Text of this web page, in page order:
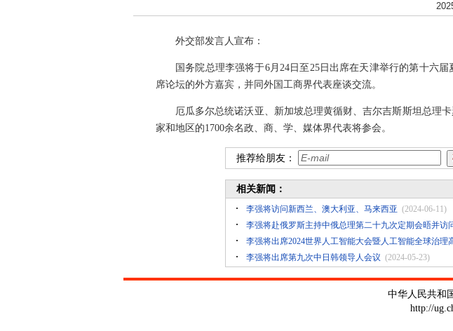
外交部发言人宣布：
国务院总理李强将于6月24日至25日出席在天津举行的第十六
席论坛的外方嘉宾，并同外国工商界代表座谈交流。
厄瓜多尔总统诺沃亚、新加坡总理黄循财、吉尔吉斯斯坦总理
家和地区的1700余名政、商、学、媒体界代表将参会。
推荐给朋友：
相关新闻：
李强将访问新西兰、澳大利亚、马来西亚 (2024-06-11)
李强将赴俄罗斯主持中俄总理第二十九次定期会晤并访
李强将出席2024世界人工智能大会暨人工智能全球治理
李强将出席第九次中日韩领导人会议 (2024-05-23)
中华人民共和
http://